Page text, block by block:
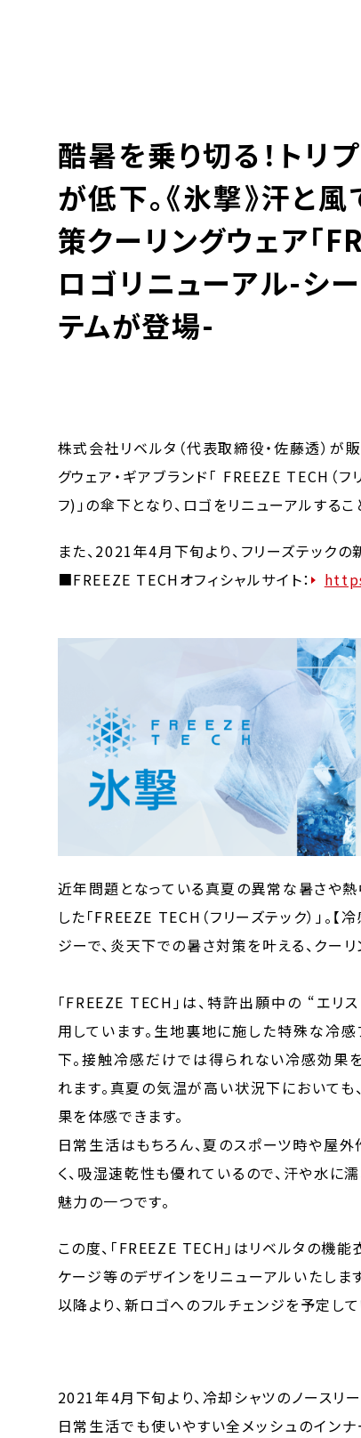
酷暑を乗り切る！トリ
が低下。《氷撃》汗と
策クーリングウェア「
ロゴリニューアル-シ
テムが登場-
株式会社リベルタ（代表取締役・佐藤透）が
グウェア・ギアブランド「 FREEZE TECH（
フ)」の傘下となり、ロゴをリニューアルするこ
また、2021年4月下旬より、フリーズテックの
■FREEZE TECHオフィシャルサイト：
近年問題となっている真夏の異常な暑さや
した「FREEZE TECH（フリーズテック）」。
ジーで、炎天下での暑さ対策を叶える、クーリ
「FREEZE TECH」は、特許出願中の “エリ
用しています。生地裏地に施した特殊な冷
下。接触冷感だけでは得られない冷感効果
れます。真夏の気温が高い状況下において
果を体感できます。
日常生活はもちろん、夏のスポーツ時や屋
く、吸湿速乾性も優れているので、汗や水に
魅力の一つです。
この度、「FREEZE TECH」はリベルタの機
ケージ等のデザインをリニューアルいたし
以降より、新ロゴへのフルチェンジを予定して
2021年4月下旬より、冷却シャツのノースリ
日常生活でも使いやすい全メッシュのイン